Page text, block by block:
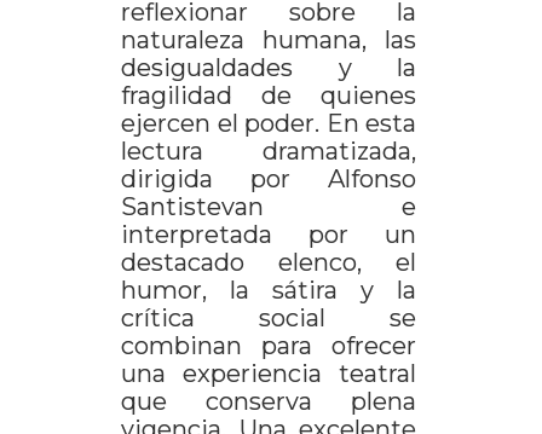
reflexionar sobre la
naturaleza humana, las
desigualdades y la
fragilidad de quienes
ejercen el poder. En esta
lectura dramatizada,
dirigida por Alfonso
Santistevan e
interpretada por un
destacado elenco, el
humor, la sátira y la
crítica social se
combinan para ofrecer
una experiencia teatral
que conserva plena